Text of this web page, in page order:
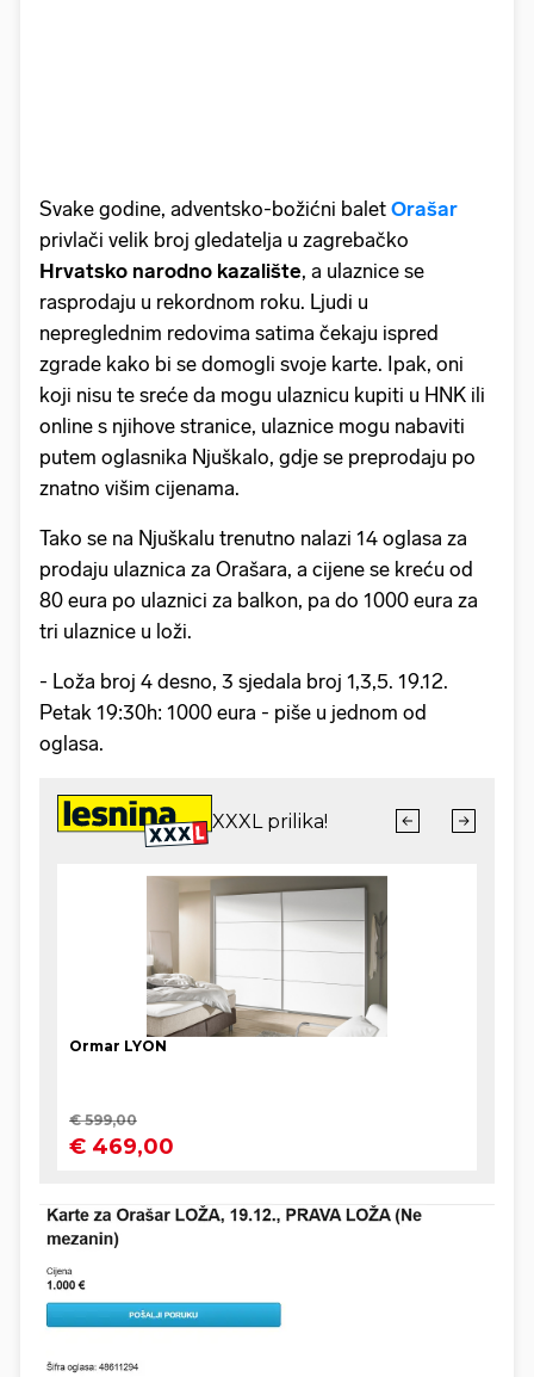
Svake godine, adventsko-božićni balet Orašar
privlači velik broj gledatelja u zagrebačko
Hrvatsko narodno kazalište, a ulaznice se
rasprodaju u rekordnom roku. Ljudi u
nepreglednim redovima satima čekaju ispred
zgrade kako bi se domogli svoje karte. Ipak, oni
koji nisu te sreće da mogu ulaznicu kupiti u HNK ili
online s njihove stranice, ulaznice mogu nabaviti
putem oglasnika Njuškalo, gdje se preprodaju po
znatno višim cijenama.
Tako se na Njuškalu trenutno nalazi 14 oglasa za
prodaju ulaznica za Orašara, a cijene se kreću od
80 eura po ulaznici za balkon, pa do 1000 eura za
tri ulaznice u loži.
- Loža broj 4 desno, 3 sjedala broj 1,3,5. 19.12.
Petak 19:30h: 1000 eura - piše u jednom od
oglasa.